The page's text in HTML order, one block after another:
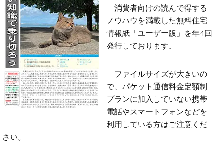
消費者向けの読んで得する
ノウハウを満載した無料住宅
情報紙「ユーザー版」を年4回
発行しております。
ファイルサイズが大きいの
で、パケット通信料金定額制
プランに加入していない携帯
電話やスマートフォンなどを
利用している方はご注意くだ
さい。